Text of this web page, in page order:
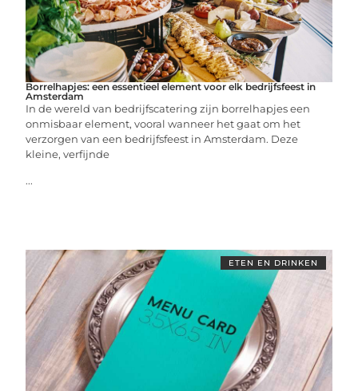
Borrelhapjes: een essentieel element voor elk bedrijfsfeest in
Amsterdam
In de wereld van bedrijfscatering zijn borrelhapjes een
onmisbaar element, vooral wanneer het gaat om het
verzorgen van een bedrijfsfeest in Amsterdam. Deze
kleine, verfijnde
...
ETEN EN DRINKEN